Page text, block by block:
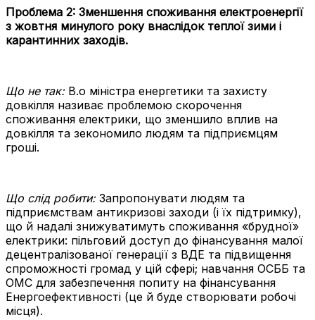
Проблема 2: Зменшення споживання електроенергії
з жовтня минулого року внаслідок теплої зими і
карантинних заходів.
Що не так:В.о міністра енергетики та захисту
довкілля називає проблемою скорочення
споживання електрики, що зменшило вплив на
довкілля та зекономило людям та підприємцям
гроші.
Що слід робити:Запропонувати людям та
підприємствам антикризові заходи (і їх підтримку),
що й надалі знижуватимуть споживання «брудної»
електрики: пільговий доступ до фінансування малої
децентралізованої генерації з ВДЕ та підвищення
спроможності громад у цій сфері; навчання ОСББ та
ОМС для забезпечення попиту на фінансування
Енергоефективності (це й буде створювати робочі
місця).